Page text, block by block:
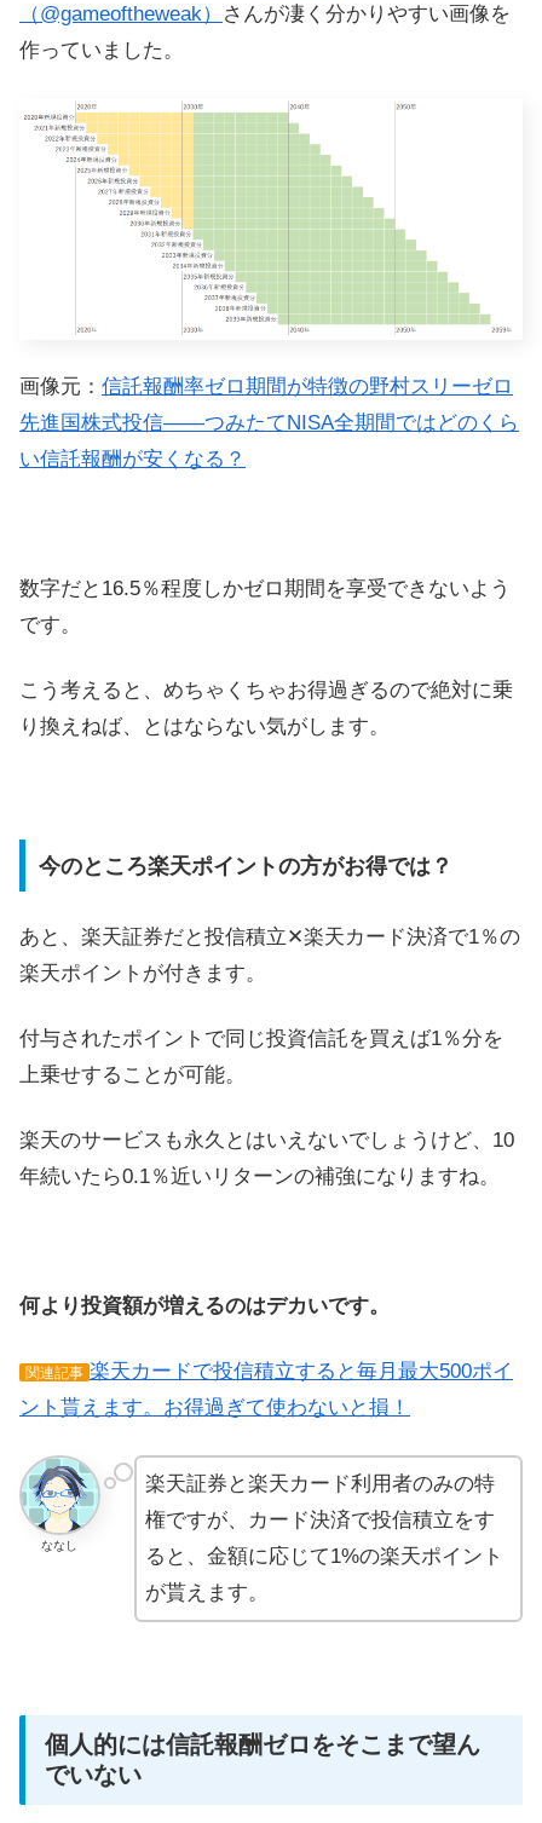
（@gameoftheweak）
さんが凄く分かりやすい画像を
作っていました。
画像元： 信託報酬率ゼロ期間が特徴の野村スリーゼロ
先進国株式投信――つみたてNISA全期間ではどのくら
い信託報酬が安くなる？
数字だと16.5％程度しかゼロ期間を享受できないよう
です。
こう考えると、めちゃくちゃお得過ぎるので絶対に乗
り換えねば、とはならない気がします。
今のところ楽天ポイントの方がお得では？
あと、楽天証券だと投信積立✕楽天カード決済で1％の
楽天ポイントが付きます。
付与されたポイントで同じ投資信託を買えば1％分を
上乗せすることが可能。
楽天のサービスも永久とはいえないでしょうけど、10
年続いたら0.1％近いリターンの補強になりますね。
何より投資額が増えるのはデカいです。
関連記事 楽天カードで投信積立すると毎月最大500ポイ
ント貰えます。お得過ぎて使わないと損！
ななし
楽天証券と楽天カード利用者のみの特
権ですが、カード決済で投信積立をす
ると、金額に応じて1%の楽天ポイント
が貰えます。
個人的には信託報酬ゼロをそこまで望ん
でいない